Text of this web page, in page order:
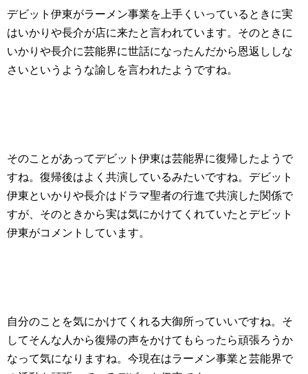
デビット伊東がラーメン事業を上手くいっているときに実
はいかりや長介が店に来たと言われています。そのときに
いかりや長介に芸能界に世話になったんだから恩返ししな
さいというような諭しを言われたようですね。
そのことがあってデビット伊東は芸能界に復帰したようで
すね。復帰後はよく共演しているみたいですね。デビット
伊東といかりや長介はドラマ聖者の行進で共演した関係で
すが、そのときから実は気にかけてくれていたとデビット
伊東がコメントしています。
自分のことを気にかけてくれる大御所っていいですね。そ
してそんな人から復帰の声をかけてもらったら頑張ろうか
なって気になりますね。今現在はラーメン事業と芸能界で